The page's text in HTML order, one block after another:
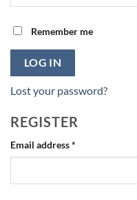
Remember me
LOG IN
Lost your password?
REGISTER
Email address*